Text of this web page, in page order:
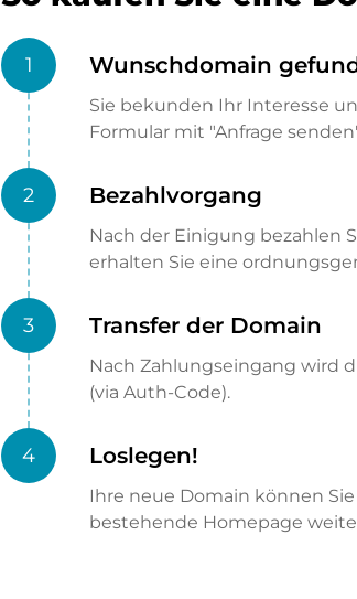
1 Wunschdomain
Sie bekunden Ihr Interesse
Formular mit "Anfrage
2 Bezahlvorgang
Nach der Einigung bezahlen
erhalten Sie eine
3 Transfer der Domain
Nach Zahlungseingang wird
(via Auth-Code).
4 Loslegen!
Ihre neue Domain können
bestehende Homepage